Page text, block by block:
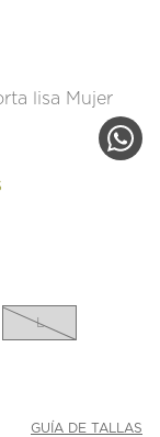
lisa Mujer
L
GUÍA DE TALLAS